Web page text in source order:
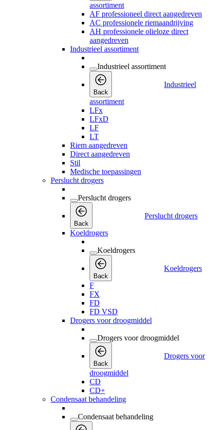
assortiment
AF professioneel direct aangedreven
AC professionele riemaandrijving
AH professionele olieloze direct
aangedreven
Industrieel assortiment
Industrieel assortiment
Back
Industrieel
assortiment
LFx
LFxD
LF
LT
Riem aangedreven
Direct aangedreven
Stil
Medische toepassingen
Perslucht drogers
Perslucht drogers
Back
Perslucht drogers
Koeldrogers
Koeldrogers
Back
Koeldrogers
F
FX
FD
FD VSD
Drogers voor droogmiddel
Drogers voor droogmiddel
Back
Drogers voor
droogmiddel
CD
CD+
Condensaat behandeling
Condensaat behandeling